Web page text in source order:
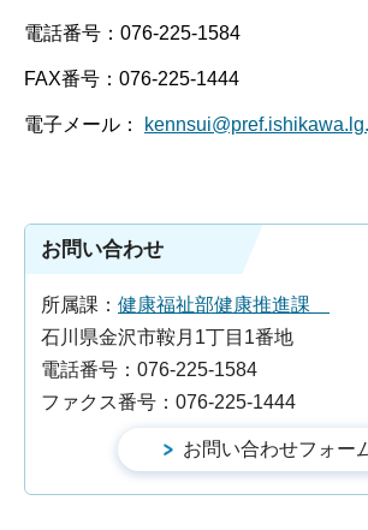
電話番号：076-225-1584
FAX番号：076-225-1444
電子メール：
お問い合わせ
所属課： 健康福祉部健康推進課
石川県金沢市鞍月1丁目1番地
電話番号：076-225-1584
ファクス番号：076-225-1444